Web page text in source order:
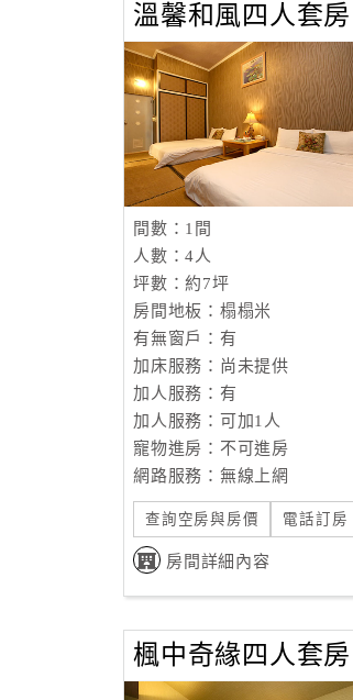
溫馨和風四人套房
間數：1間
人數：4人
坪數：約7坪
房間地板：榻榻米
有無窗戶：有
加床服務：尚未提供
加人服務：有
加人服務：可加1人
寵物進房：不可進房
網路服務：無線上網
查詢空房與房價 電話訂房
房間詳細內容
楓中奇緣四人套房